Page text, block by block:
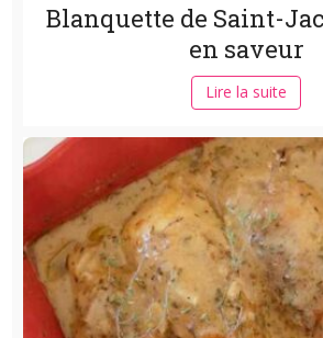
Blanquette de Saint-
en saveur
Lire la suite